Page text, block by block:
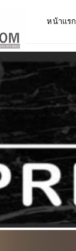
หน้าแรก